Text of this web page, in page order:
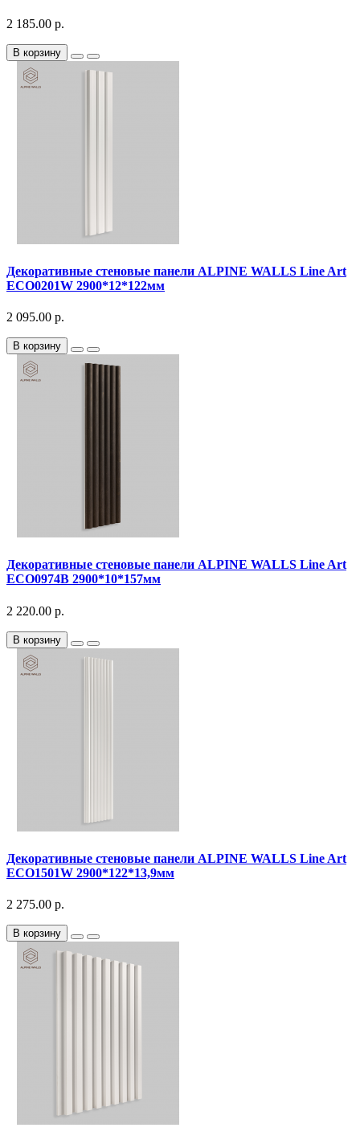
2 185.00 р.
В корзину
Декоративныe стеновые панели ALPINE WALLS Line Art
ECO0201W 2900*12*122мм
2 095.00 р.
В корзину
Декоративныe стеновые панели ALPINE WALLS Line Art
ECO0974B 2900*10*157мм
2 220.00 р.
В корзину
Декоративныe стеновые панели ALPINE WALLS Line Art
ECO1501W 2900*122*13,9мм
2 275.00 р.
В корзину